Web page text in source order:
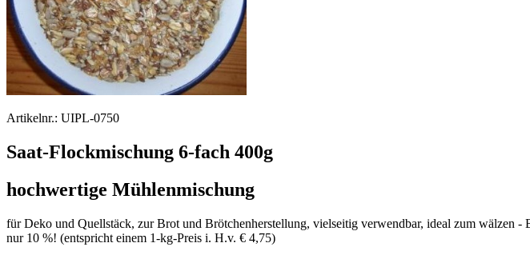
Artikelnr.: UIPL-0750
Saat-Flockmischung 6-fach 400g
hochwertige Mühlenmischung
für Deko und Quellstäck, zur Brot und Brötchenherstellung, vielseitig verwendbar, ideal zum wälzen
nur 10 %! (entspricht einem 1-kg-Preis i. H.v. € 4,75)